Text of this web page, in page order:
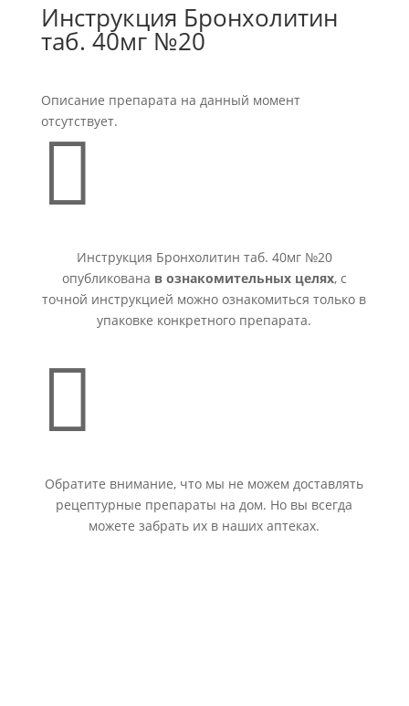
Инструкция Бронхолитин
таб. 40мг №20
Описание препарата на данный момент
отсутствует.

Инструкция Бронхолитин таб. 40мг №20
опубликована в ознакомительных целях, с
точной инструкцией можно ознакомиться только в
упаковке конкретного препарата.

Обратите внимание, что мы не можем доставлять
рецептурные препараты на дом. Но вы всегда
можете забрать их в наших аптеках.